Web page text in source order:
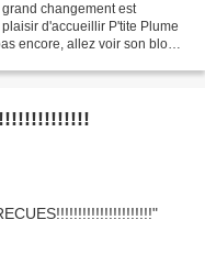
changement est
d'accueillir P'tite Plume
encore, allez voir son blog,